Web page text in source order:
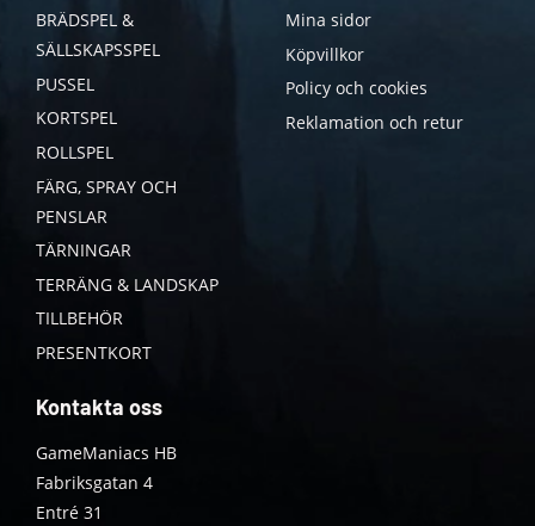
BRÄDSPEL &
SÄLLSKAPSSPEL
PUSSEL
KORTSPEL
ROLLSPEL
FÄRG, SPRAY OCH
PENSLAR
TÄRNINGAR
TERRÄNG & LANDSKAP
TILLBEHÖR
PRESENTKORT
Mina sidor
Köpvillkor
Policy och cookies
Reklamation och retur
Kontakta oss
GameManiacs HB
Fabriksgatan 4
Entré 31